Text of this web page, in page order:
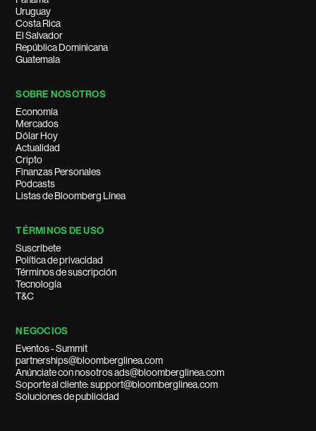
Uruguay
Costa Rica
El Salvador
República Dominicana
Guatemala
SOBRE NOSOTROS
Economía
Mercados
Dólar Hoy
Actualidad
Cripto
Finanzas Personales
Podcasts
Listas de Bloomberg Línea
TÉRMINOS DE USO
Suscríbete
Política de privacidad
Términos de suscripción
Tecnología
T&C
NEGOCIOS
Eventos - Summit
partnerships@bloomberglinea.com
Anúnciate con nosotros ads@bloomberglinea.com
Soporte al cliente: support@bloomberglinea.com
Soluciones de publicidad